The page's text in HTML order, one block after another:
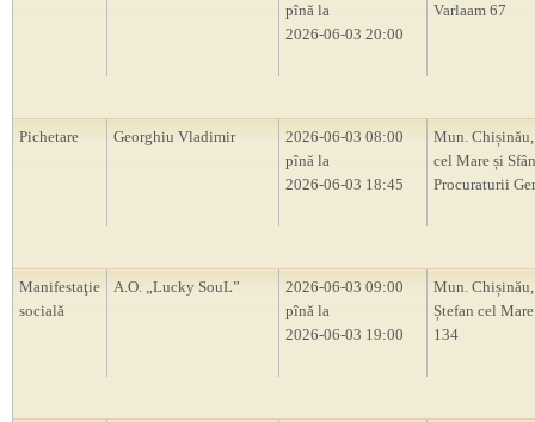
pînă la
2026-06-03 20:00
Varlaam 67
Pichetare Georghiu Vladimir
2026-06-03 08:00
pînă la
2026-06-03 18:45
Mun.
cel Mare și
Procuraturii
Manifestaţie
socială
A.O. „Lucky SouL”
2026-06-03 09:00
pînă la
2026-06-03 19:00
Mun.
Ștefan cel
134